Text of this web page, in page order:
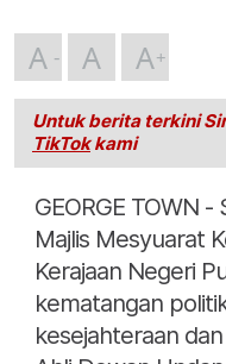
A A A
Untuk berita terkini
TikTokkami
GEORGE TOWN
Majlis Mesyuarat
Kerajaan Negeri
kematangan
kesejahteraan